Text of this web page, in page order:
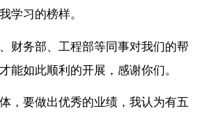
学习的榜样。
财务部、工程部等同事对我们的帮
能如此顺利的开展，感谢你们。
，要做出优秀的业绩，我认为有五